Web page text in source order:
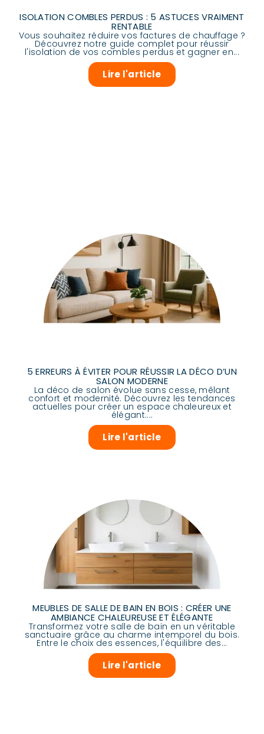
ISOLATION COMBLES PERDUS : 5 ASTUCES VRAIMENT
RENTABLE
Vous souhaitez réduire vos factures de chauffage ?
Découvrez notre guide complet pour réussir
l'isolation de vos combles perdus et gagner en...
Lire l'article
5 ERREURS À ÉVITER POUR RÉUSSIR LA DÉCO D’UN
SALON MODERNE
La déco de salon évolue sans cesse, mêlant
confort et modernité. Découvrez les tendances
actuelles pour créer un espace chaleureux et
élégant....
Lire l'article
MEUBLES DE SALLE DE BAIN EN BOIS : CRÉER UNE
AMBIANCE CHALEUREUSE ET ÉLÉGANTE
Transformez votre salle de bain en un véritable
sanctuaire grâce au charme intemporel du bois.
Entre le choix des essences, l'équilibre des...
Lire l'article